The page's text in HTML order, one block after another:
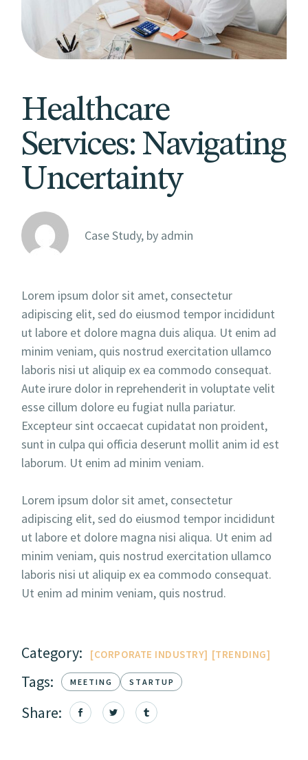
Healthcare
Services: Navigating
Uncertainty
Case Study, by admin
Lorem ipsum dolor sit amet, consectetur
adipiscing elit, sed do eiusmod tempor incididunt
ut labore et dolore magna duis aliqua. Ut enim ad
minim veniam, quis nostrud exercitation ullamco
laboris nisi ut aliquip ex ea commodo consequat.
Aute irure dolor in reprehenderit in voluptate velit
esse cillum dolore eu fugiat nulla pariatur.
Excepteur sint occaecat cupidatat non proident,
sunt in culpa qui officia deserunt mollit anim id est
laborum. Ut enim ad minim veniam.
Lorem ipsum dolor sit amet, consectetur
adipiscing elit, sed do eiusmod tempor incididunt
ut labore et dolore magna nisi aliqua. Ut enim ad
minim veniam, quis nostrud exercitation ullamco
laboris nisi ut aliquip ex ea commodo consequat.
Ut enim ad minim veniam, quis nostrud.
Category: CORPORATE INDUSTRY TRENDING
Tags: MEETING STARTUP
Share: